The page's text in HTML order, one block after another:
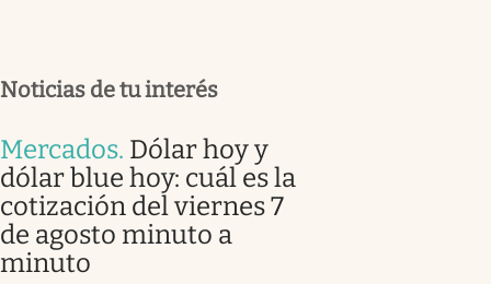
Noticias de tu interés
Mercados. Dólar hoy y
dólar blue hoy: cuál es la
cotización del viernes 7
de agosto minuto a
minuto